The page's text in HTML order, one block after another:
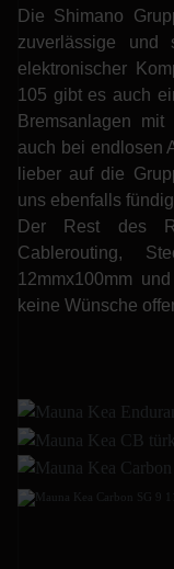
Die Shimano
zuverlässige und
elektronischer
105 gibt es auch
Bremsanlagen
auch bei endlosen
lieber auf die
uns ebenfalls
Der Rest des
Cablerouting,
12mmx100mm
keine Wünsche